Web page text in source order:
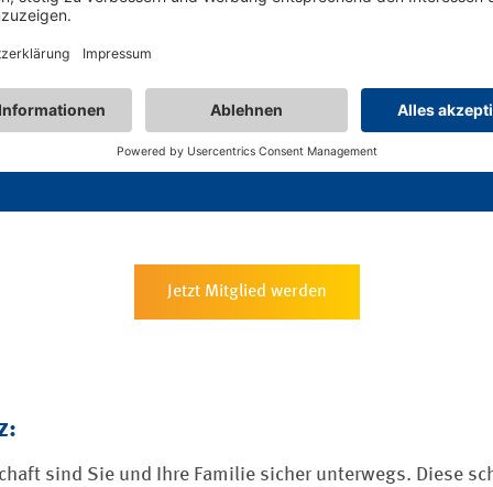
optimalen Schutz.
Jetzt Mitglied werden
sind Sie und Ihre Familie sicher unterwegs. Diese